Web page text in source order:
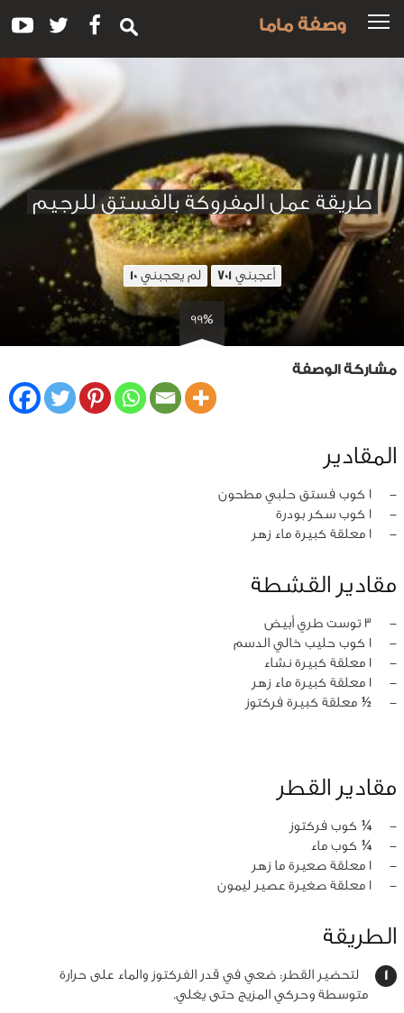
وصفة ماما
طريقة عمل المفروكة بالفستق للرجيم
أعجبني 701 لم يعجبني10
99%
مشاركة الوصفة
المقادير
‏-
1 كوب فستق حلبي مطحون
‏-
1 كوب سكر بودرة
‏-
1 معلقة كبيرة ماء زهر
مقادير القشطة
‏-
3 توست طري أبيض
‏-
1 كوب حليب خالي الدسم
‏-
1 معلقة كبيرة نشاء
‏-
1 معلقة كبيرة ماء زهر
‏-
½ معلقة كبيرة فركتوز
مقادير القطر
‏-
¼ كوب فركتوز
‏-
¼ كوب ماء
‏-
1 معلقة صعيرة ما زهر
‏-
1 معلقة صغيرة عصير ليمون
الطريقة
لتحضير القطر: ضعي في قدر الفركتوز والماء على حرارة
متوسطة وحركي المزيج حتى يغلي.